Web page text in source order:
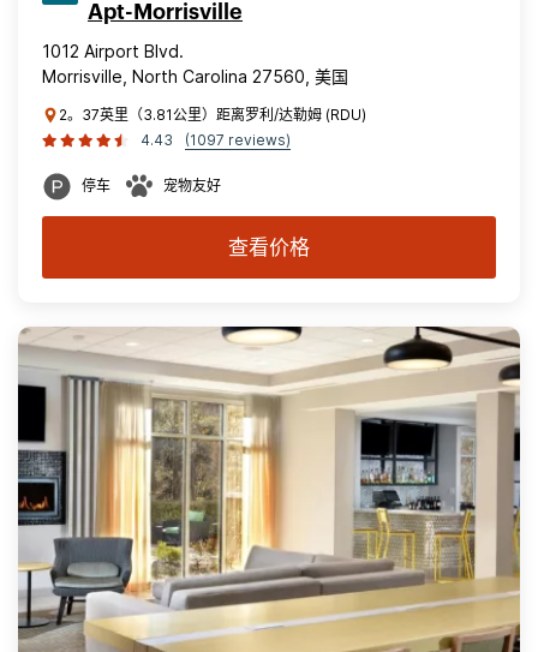
Apt-Morrisville
1012 Airport Blvd.
Morrisville, North Carolina 27560, 美国
2。37英里（3.81公里）距离罗利/达勒姆 (RDU)
4.43
(1097 reviews)
停车 宠物友好
查看价格